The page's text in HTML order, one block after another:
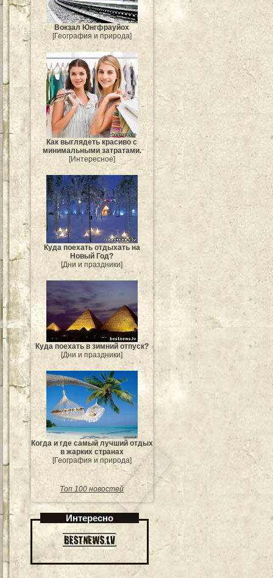
Вокзал Юнгфрауйох
[География и природа]
Как выглядеть красиво с
минимальными затратами.
[Интересное]
Куда поехать отдыхать на
Новый Год?
[Дни и праздники]
Куда поехать в зимний отпуск?
[Дни и праздники]
Когда и где самый лучший отдых
в жарких странах
[География и природа]
Топ 100 новостей
Интересно